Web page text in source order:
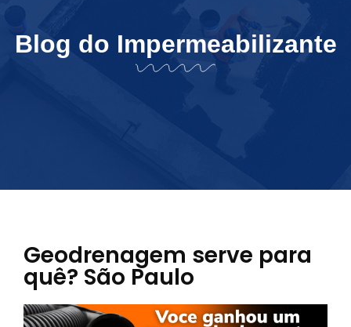
Blog do Impermeabilizante
Geodrenagem serve para
quê? São Paulo